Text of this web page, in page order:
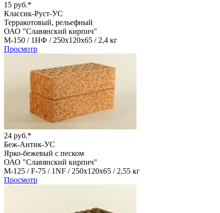
15 руб.*
Классик-Руст-УС
Терракотовый, рельефный
ОАО "Славянский кирпич"
М-150 / 1НФ /250х120х65 /2,4 кг
Просмотр
24 руб.*
Беж-Антик-УС
Ярко-бежевый с песком
ОАО "Славянский кирпич"
М-125 /F-75 / 1NF /250х120х65 /2,55 кг
Просмотр